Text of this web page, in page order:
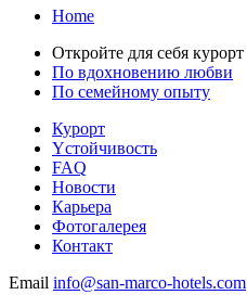
Home
Откройте для себя курорт
По вдохновению любви
По семейному опыту
Курорт
Yстойчивость
FAQ
Новости
Карьера
Фотогалерея
Контакт
Email info@san-marco-hotels.com